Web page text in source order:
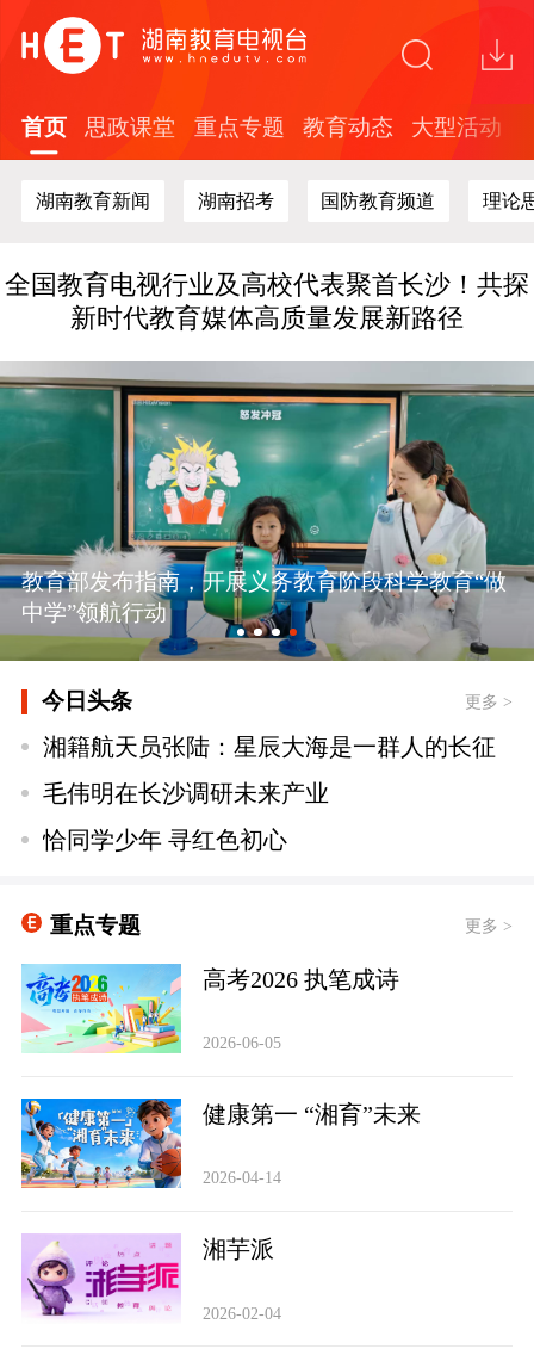
首页 思政课堂 重点专题 教育动态 大型活动
湖南教育新闻 湖南招考 国防教育频道 理论
省广电局赴节目制作现场开展安全生产专项检
查
关于在全省中小学开展红色文化知识答题活动
的通知
“这礼是长沙”2026年度文创精品培育计划面向
探索“校媒融合”新路径 湖南教育台与湖南劳动
全国教育电视行业及高校代表聚首长沙！共探
新时代教育媒体高质量发展新路径
查
关于在全省中小学开展红色文化知识答题活动
的通知
教育部发布指南，开展义务教育阶段科学教育“做
中学”领航行动
今日头条 更多 >
湘籍航天员张陆：星辰大海是一群人的长征
毛伟明在长沙调研未来产业
恰同学少年 寻红色初心
重点专题 更多 >
高考2026 执笔成诗
2026-06-05
健康第一 “湘育”未来
2026-04-14
‌湘芋派
2026-02-04